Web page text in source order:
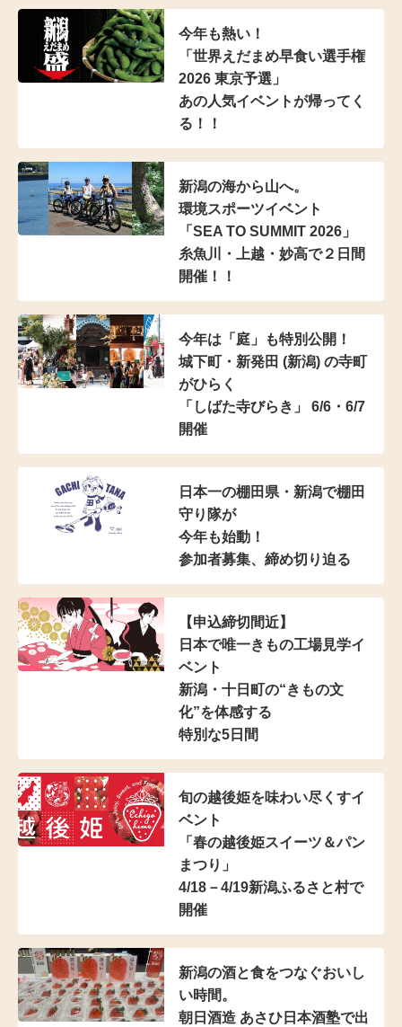
今年も熱い！
「世界えだまめ早食い選手権
2026 東京予選」
あの人気イベントが帰ってく
る！！
新潟の海から山へ。
環境スポーツイベント
「SEA TO SUMMIT 2026」
糸魚川・上越・妙高で２日間
開催！！
今年は「庭」も特別公開！
城下町・新発田 (新潟) の寺町
がひらく
「しばた寺びらき」 6/6・6/7
開催
日本一の棚田県・新潟で棚田
守り隊が
今年も始動！
参加者募集、締め切り迫る
【申込締切間近】
日本で唯一きもの工場見学イ
ベント
新潟・十日町の“きもの文
化”を体感する
特別な5日間
旬の越後姫を味わい尽くすイ
ベント
「春の越後姫スイーツ＆パン
まつり」
4/18－4/19新潟ふるさと村で
開催
新潟の酒と食をつなぐおいし
い時間。
朝日酒造 あさひ日本酒塾で出